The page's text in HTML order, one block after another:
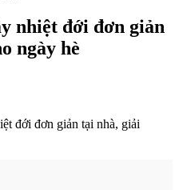
nhiệt đới đơn giản
ngày hè